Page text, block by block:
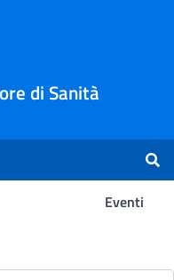
di Sanità
Eventi
-